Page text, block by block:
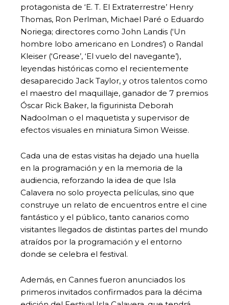
protagonista de ‘E. T. El Extraterrestre’ Henry
Thomas, Ron Perlman, Michael Paré o Eduardo
Noriega; directores como John Landis (‘Un
hombre lobo americano en Londres’) o Randal
Kleiser (‘Grease’, ‘El vuelo del navegante’),
leyendas históricas como el recientemente
desaparecido Jack Taylor, y otros talentos como
el maestro del maquillaje, ganador de 7 premios
Óscar Rick Baker, la figurinista Deborah
Nadoolman o el maquetista y supervisor de
efectos visuales en miniatura Simon Weisse.
Cada una de estas visitas ha dejado una huella
en la programación y en la memoria de la
audiencia, reforzando la idea de que Isla
Calavera no solo proyecta películas, sino que
construye un relato de encuentros entre el cine
fantástico y el público, tanto canarios como
visitantes llegados de distintas partes del mundo
atraídos por la programación y el entorno
donde se celebra el festival.
Además, en Cannes fueron anunciados los
primeros invitados confirmados para la décima